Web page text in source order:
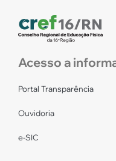
Acesso a
Portal Transparência
Ouvidoria
e-SIC